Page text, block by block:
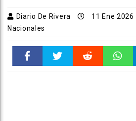
Diario De Rivera 11 Ene 2026
Nacionales